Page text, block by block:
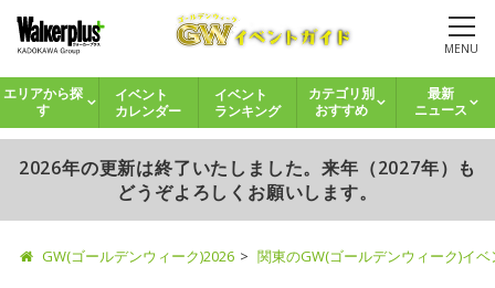
MENU
エリアから探
す
イベント
カレンダー
イベント
ランキング
カテゴリ別
おすすめ
最新
ニュース
2026年の更新は終了いたしました。来年（2027年）も
どうぞよろしくお願いします。
GW(ゴールデンウィーク)2026 関東のGW(ゴールデンウィーク)イ